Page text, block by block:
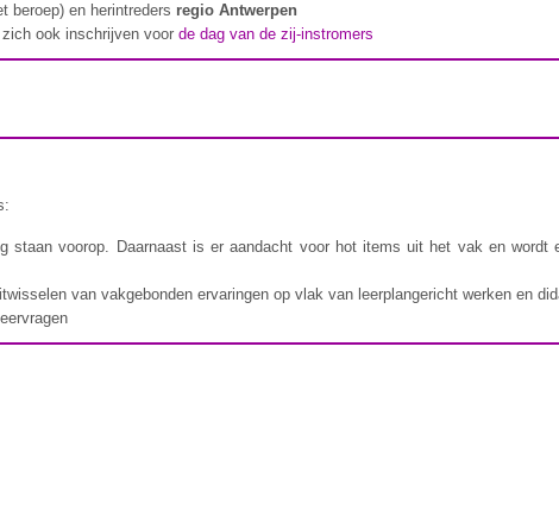
beroep) en herintreders regio Antwerpen
zich ook inschrijven voorde dag van de zij-instromers
staan voorop. Daarnaast is er aandacht voor hot items uit het vak en wordt
van vakgebonden ervaringen op vlak van leerplangericht werken en